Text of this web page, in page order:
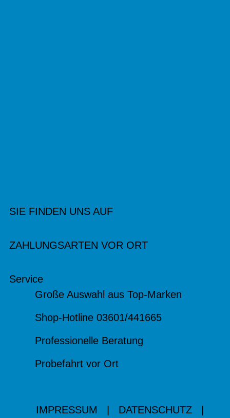
SIE FINDEN UNS AUF
ZAHLUNGSARTEN VOR ORT
Service
Große Auswahl aus Top-Marken
Shop-Hotline 03601/441665
Professionelle Beratung
Probefahrt vor Ort
IMPRESSUM DATENSCHUTZ